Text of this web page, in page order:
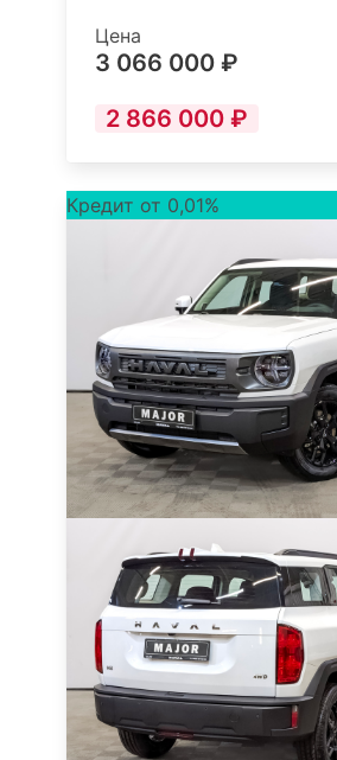
Цена
3 066 000 ₽
2 866 000 ₽
Кредит от 0,01%